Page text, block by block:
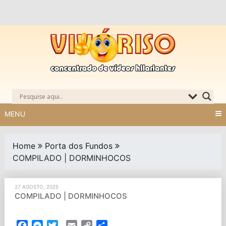
MENU
Home
Porta dos Fundos
COMPILADO | DORMINHOCOS
27 AGOSTO, 2025
COMPILADO | DORMINHOCOS